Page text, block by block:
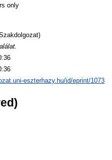
only
eszterhazy.hu/id/eprint/1073